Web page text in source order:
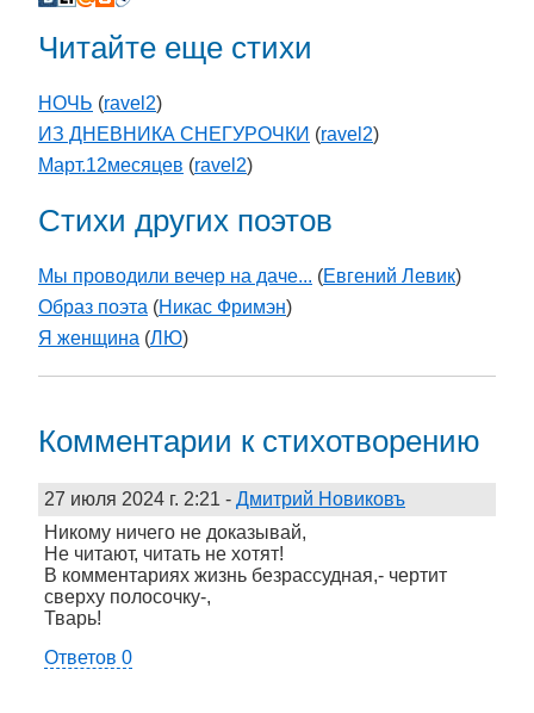
Читайте еще стихи
НОЧЬ (ravel2)
ИЗ ДНЕВНИКА СНЕГУРОЧКИ (ravel2)
Март.12месяцев (ravel2)
Стихи других поэтов
Мы проводили вечер на даче... (Евгений Левик)
Образ поэта (Никас Фримэн)
Я женщина (ЛЮ)
Комментарии к стихотворению
27 июля 2024 г. 2:21 - Дмитрий Новиковъ
Никому ничего не доказывай,
Не читают, читать не хотят!
В комментариях жизнь безрассудная,- чертит
сверху полосочку-,
Тварь!
Ответов 0